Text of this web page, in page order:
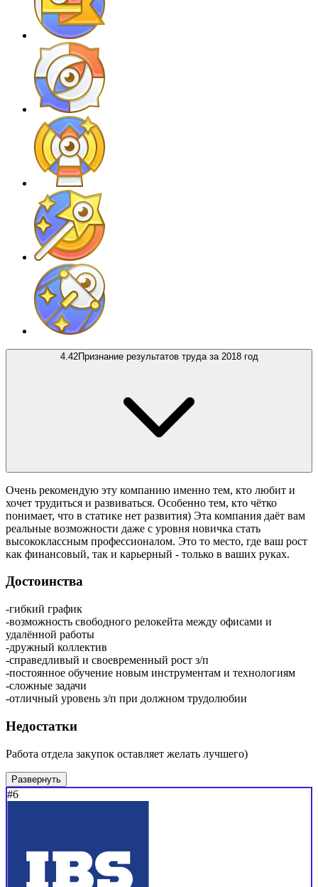
4.42Признание результатов труда за 2018 год
Очень рекомендую эту компанию именно тем, кто любит и
хочет трудиться и развиваться. Особенно тем, кто чётко
понимает, что в статике нет развития) Эта компания даёт вам
реальные возможности даже с уровня новичка стать
высококлассным профессионалом. Это то место, где ваш рост
как финансовый, так и карьерный - только в ваших руках.
Достоинства
-гибкий график
-возможность свободного релокейта между офисами и
удалённой работы
-дружный коллектив
-справедливый и своевременный рост з/п
-постоянное обучение новым инструментам и технологиям
-сложные задачи
-отличный уровень з/п при должном трудолюбии
Недостатки
Работа отдела закупок оставляет желать лучшего)
Развернуть
#6